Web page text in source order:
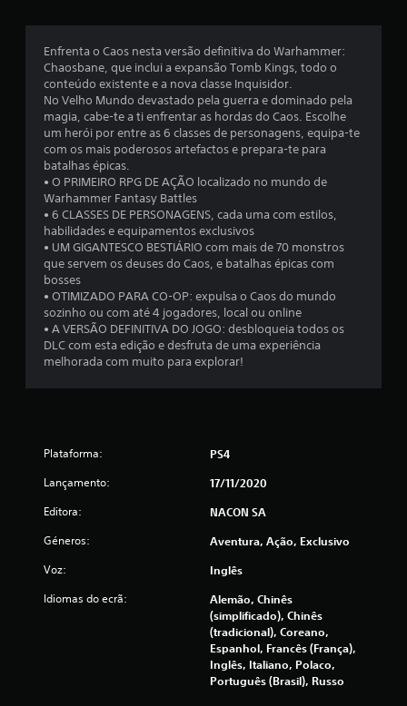
m
é
i
e
3
.
8
e
l
(
d
Enfrenta o Caos nesta versão definitiva do Warhammer:
Chaosbane, que inclui a expansão Tomb Kings, todo o
conteúdo existente e a nova classe Inquisidor.
No Velho Mundo devastado pela guerra e dominado pela
magia, cabe-te a ti enfrentar as hordas do Caos. Escolhe
um herói por entre as 6 classes de personagens, equipa-te
com os mais poderosos artefactos e prepara-te para
batalhas épicas.
• O PRIMEIRO RPG DE AÇÃO localizado no mundo de
Warhammer Fantasy Battles
• 6 CLASSES DE PERSONAGENS, cada uma com estilos,
habilidades e equipamentos exclusivos
• UM GIGANTESCO BESTIÁRIO com mais de 70 monstros
que servem os deuses do Caos, e batalhas épicas com
bosses
• OTIMIZADO PARA CO-OP: expulsa o Caos do mundo
sozinho ou com até 4 jogadores, local ou online
• A VERSÃO DEFINITIVA DO JOGO: desbloqueia todos os
DLC com esta edição e desfruta de uma experiência
melhorada com muito para explorar!
Plataforma: PS4
Lançamento: 17/11/2020
Editora: NACON SA
Géneros: Aventura, Ação, Exclusivo
Voz: Inglês
Idiomas do ecrã:
Alemão, Chinês
(simplificado), Chinês
(tradicional), Coreano,
Espanhol, Francês (França),
Inglês, Italiano, Polaco,
Português (Brasil), Russo